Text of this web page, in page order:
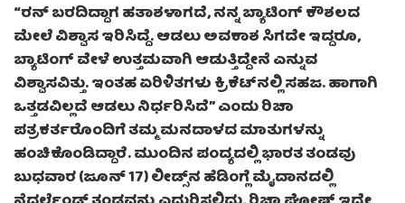
“ರನ್ ಬರದಿದ್ದಾಗ ಹತಾಶಳಾಗದೆ, ನನ್ನ ಬ್ಯಾಟಿಂಗ್ ಕೌಶಲದ
ಮೇಲೆ ವಿಶ್ವಾಸ ಇರಿಸಿದ್ದೆ. ಆಡಲು ಅವಕಾಶ ಸಿಗದೇ ಇದ್ದರೂ,
ಬ್ಯಾಟಿಂಗ್ ವೇಳೆ ಉತ್ತಮವಾಗಿ ಆಡುತ್ತಿದ್ದೇನೆ ಎನ್ನುವ
ವಿಶ್ವಾಸವಿತ್ತು. ಇಂತಹ ಏರಿಳಿತಗಳು ಕ್ರಿಕೆಟ್‌ನಲ್ಲಿ ಸಹಜ. ಹಾಗಾಗಿ
ಒತ್ತಡವಿಲ್ಲದೆ ಆಡಲು ನಿರ್ಧರಿಸಿದೆ” ಎಂದು ರಿಚಾ
ಪತ್ರಕರ್ತರೊಂದಿಗೆ ತಮ್ಮ ಮನದಾಳದ ಮಾತುಗಳನ್ನು
ಹಂಚಿಕೊಂಡಿದ್ದಾರೆ. ಮುಂದಿನ ಪಂದ್ಯದಲ್ಲಿ ಭಾರತ ತಂಡವು
ಬುಧವಾರ (ಜೂನ್ 17) ಲೀಡ್ಸ್‌ನ ಹೆಡಿಂಗ್ಲೆ ಮೈದಾನದಲ್ಲಿ